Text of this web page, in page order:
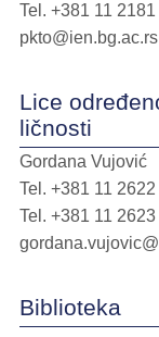
Tel. +381 11 2181
pkto@ien.bg.ac.rs
Lice
ličnosti
Gordana Vujović
Tel. +381 11 2622
Tel. +381 11
Biblioteka